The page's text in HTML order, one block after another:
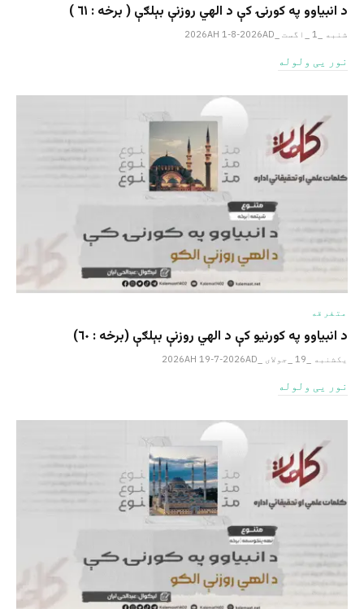
د انبیاوو په کورنۍ کې د الهي روزنې بېلګې ( برخه : ٦١ )
شنبه _1 _اگست _2026AH 1-8-2026AD
نور یی ولوله
متفرقه
د انبیاوو په کورنیو کې د الهي روزنې بېلګې (برخه : ٦٠)
یکشنبه _19 _جولای _2026AH 19-7-2026AD
نور یی ولوله